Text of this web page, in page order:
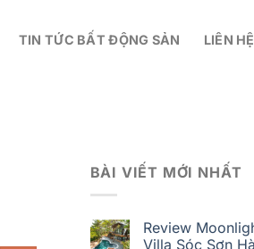
TIN TỨC BẤT ĐỘNG SẢN LIÊN HỆ
BÀI VIẾT MỚI NHẤT
Review
Villa Sóc Sơn